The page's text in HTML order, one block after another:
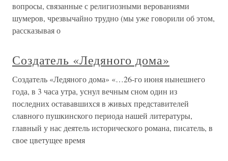
вопросы, связанные с религиозными верованиями
шумеров, чрезвычайно трудно (мы уже говорили об этом,
рассказывая о
Создатель «Ледяного дома»
Создатель «Ледяного дома» «…26-го июня нынешнего
года, в 3 часа утра, уснул вечным сном один из
последних остававшихся в живых представителей
славного пушкинского периода нашей литературы,
главный у нас деятель исторического романа, писатель, в
свое цветущее время